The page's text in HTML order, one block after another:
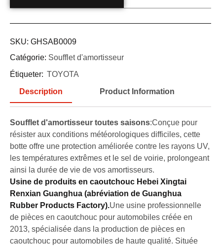
SKU: GHSAB0009
Catégorie: Soufflet d'amortisseur
Étiqueter: TOYOTA
Description Product Information
Soufflet d'amortisseur toutes saisons:Conçue pour
résister aux conditions météorologiques difficiles, cette
botte offre une protection améliorée contre les rayons UV,
les températures extrêmes et le sel de voirie, prolongeant
ainsi la durée de vie de vos amortisseurs.
Usine de produits en caoutchouc Hebei Xingtai
Renxian Guanghua (abréviation de Guanghua
Rubber Products Factory).Une usine professionnelle
de pièces en caoutchouc pour automobiles créée en
2013, spécialisée dans la production de pièces en
caoutchouc pour automobiles de haute qualité. Située